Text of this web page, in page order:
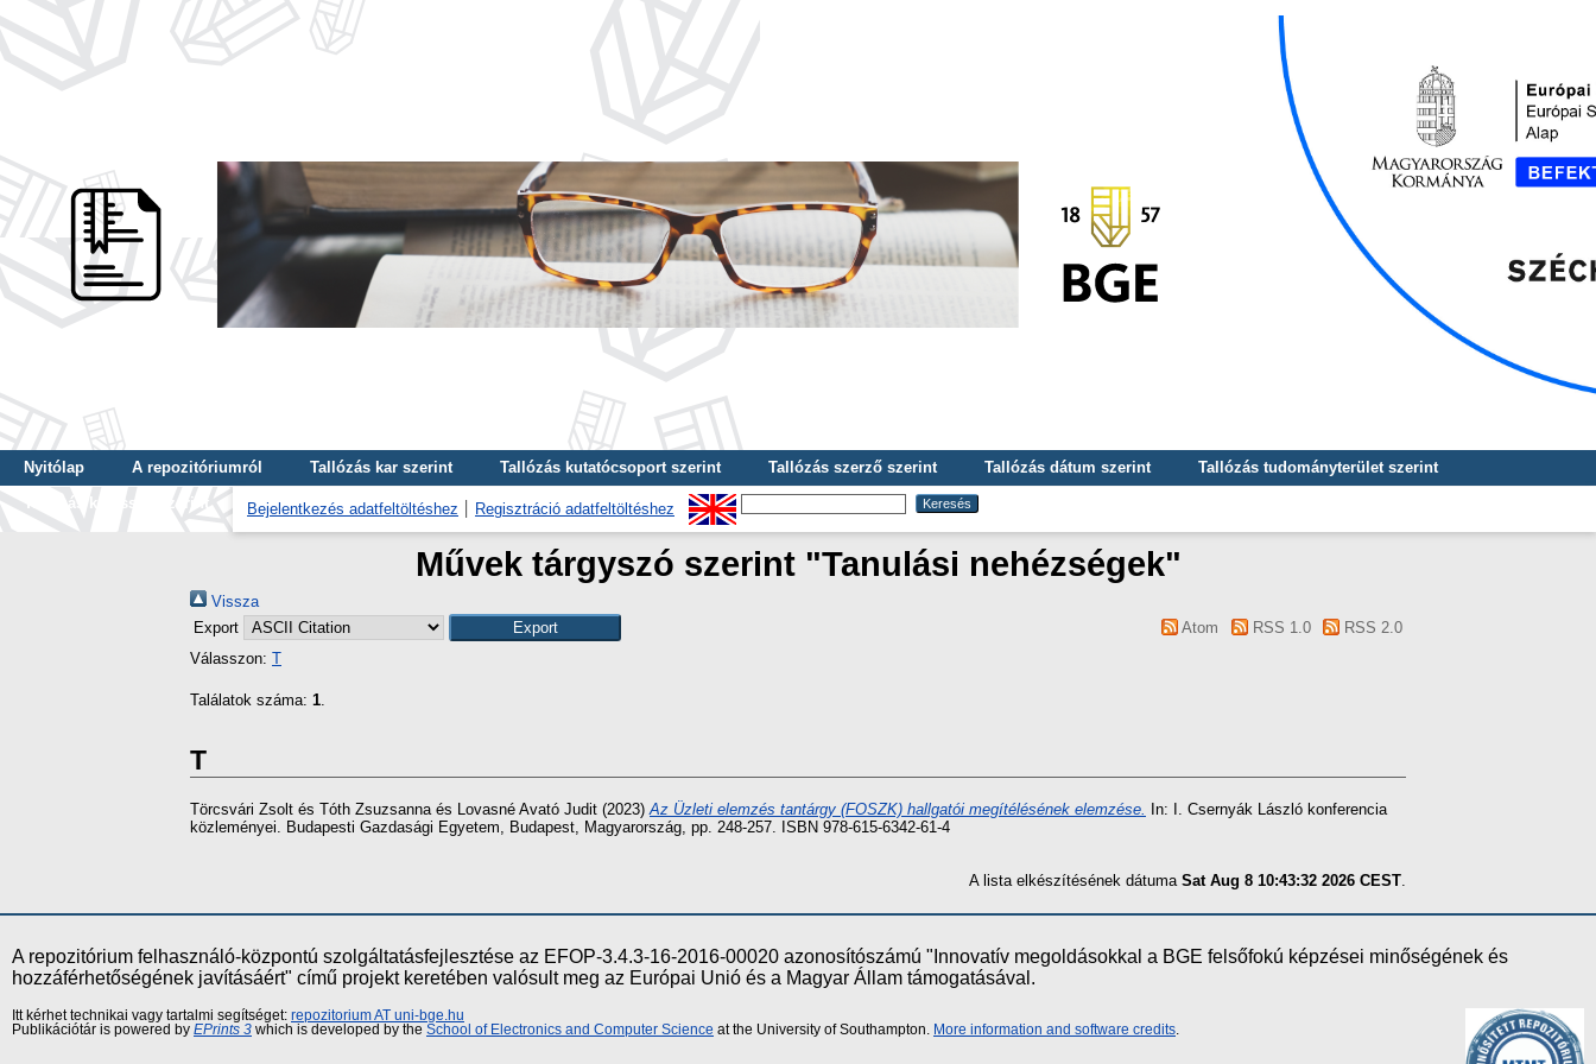
Nyitólap A repozitóriumról Tallózás kar szerint Tallózás kutatócsoport szerint Tallózás szerző szerint Tallózás dátum szerint
Tallózás tudományterület szerint
Tallózás kulcsszó szerint
Bejelentkezés adatfeltöltéshez Regisztráció adatfeltöltéshez
Művek tárgyszó szerint "Tanulási nehézségek"
Vissza
Export
Atom RSS 1.0
RSS 2.0
Válasszon: T
Találatok száma: 1.
T
Törcsvári Zsolt és Tóth Zsuzsannaés Lovasné Avató Judit (2023)Az Üzleti elemzés tantárgy (FOSZK) hallgatói megítélésének elemzése.
In: I. Csernyák László konferencia
közleményei. Budapesti Gazdasági Egyetem, Budapest, Magyarország, pp. 248-257. ISBN 978-615-6342-61-4
A lista elkészítésének dátuma Sat Aug 8 10:43:32 2026 CEST.
A repozitórium felhasználó-központú szolgáltatásfejlesztése az EFOP-3.4.3-16-2016-00020 azonosítószámú "Innovatív megoldásokkal a BGE felsőfokú képzései minőségének és
hozzáférhetőségének javításáért" című projekt keretében valósult meg az Európai Unió és a Magyar Állam támogatásával.
Itt kérhet technikai vagy tartalmi segítséget: repozitorium AT uni-bge.hu
Publikációtár is powered by EPrints 3 which is developed by the School of Electronics and Computer Science at the University of Southampton. More information and software credits